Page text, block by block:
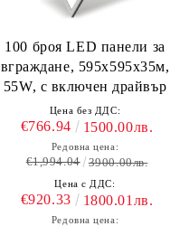
100 броя LED панели за
вграждане, 595х595х35м,
55W, с включен драйвър
Цена без ДДС:
€766.94 1500.00лв.
Редовна цена:
€1,994.04 3900.00лв.
Цена с ДДС:
€920.33 1800.01лв.
Редовна цена: